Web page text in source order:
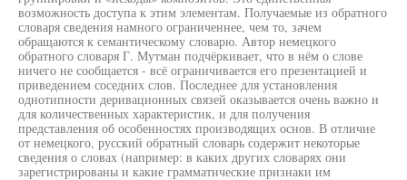
возможность доступа к этим элементам. Получаемые из обратного
словаря сведения намного ограниченнее, чем то, зачем
обращаются к семантическому словарю. Автор немецкого
обратного словаря Г. Мутман подчёркивает, что в нём о слове
ничего не сообщается - всё ограничивается его презентацией и
приведением соседних слов. Последнее для установления
однотипности деривационных связей оказывается очень важно и
для количественных характеристик, и для получения
представления об особенностях производящих основ. В отличие
от немецкого, русский обратный словарь содержит некоторые
сведения о словах (например: в каких других словарях они
зарегистрированы и какие грамматические признаки им